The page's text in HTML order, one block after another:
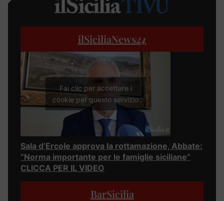
ilSiciliaNews24
Fai clic per accettare i
cookie per questo servizio
Sala d’Ercole approva la rottamazione, Abbate:
“Norma importante per le famiglie siciliane”
CLICCA PER IL VIDEO
BarSicilia